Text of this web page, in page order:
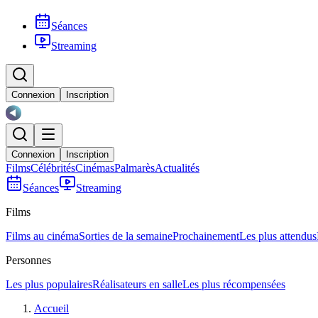
Séances
Streaming
Connexion Inscription
Connexion Inscription
FilmsCélébritésCinémasPalmarèsActualités
Séances
Streaming
Films
Films au cinémaSorties de la semaineProchainementLes plus attendus
Personnes
Les plus populairesRéalisateurs en salleLes plus récompensées
Accueil